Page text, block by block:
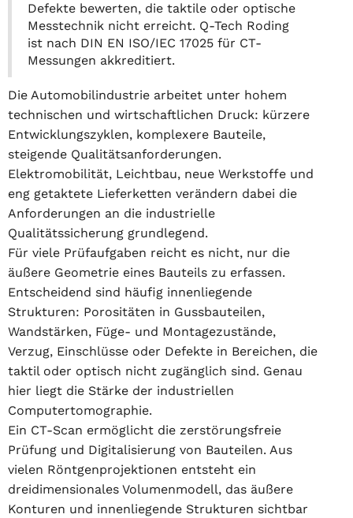
Defekte bewerten, die taktile oder optische
Messtechnik nicht erreicht. Q-Tech Roding
ist nach DIN EN ISO/IEC 17025 für CT-
Messungen akkreditiert.
Die Automobilindustrie arbeitet unter hohem
technischen und wirtschaftlichen Druck: kürzere
Entwicklungszyklen, komplexere Bauteile,
steigende Qualitätsanforderungen.
Elektromobilität, Leichtbau, neue Werkstoffe und
eng getaktete Lieferketten verändern dabei die
Anforderungen an die industrielle
Qualitätssicherung grundlegend.
Für viele Prüfaufgaben reicht es nicht, nur die
äußere Geometrie eines Bauteils zu erfassen.
Entscheidend sind häufig innenliegende
Strukturen: Porositäten in Gussbauteilen,
Wandstärken, Füge- und Montagezustände,
Verzug, Einschlüsse oder Defekte in Bereichen, die
taktil oder optisch nicht zugänglich sind. Genau
hier liegt die Stärke der industriellen
Computertomographie.
Ein CT-Scan ermöglicht die zerstörungsfreie
Prüfung und Digitalisierung von Bauteilen. Aus
vielen Röntgenprojektionen entsteht ein
dreidimensionales Volumenmodell, das äußere
Konturen und innenliegende Strukturen sichtbar